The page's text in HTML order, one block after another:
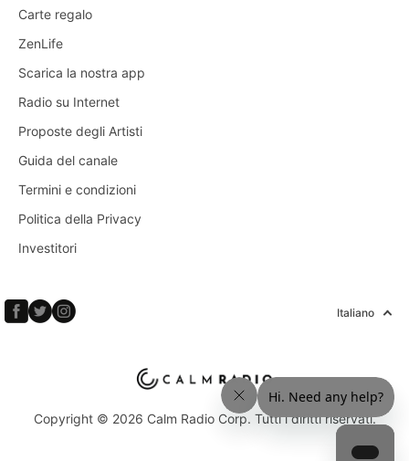
Carte regalo
ZenLife
Scarica la nostra app
Radio su Internet
Proposte degli Artisti
Guida del canale
Termini e condizioni
Politica della Privacy
Investitori
Italiano
Copyright © 2026 Calm Radio Corp. Tutti i diritti riservati.